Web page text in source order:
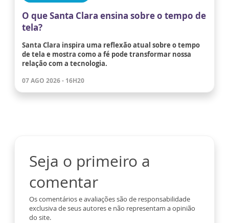
O que Santa Clara ensina sobre o tempo de
tela?
Santa Clara inspira uma reflexão atual sobre o tempo
de tela e mostra como a fé pode transformar nossa
relação com a tecnologia.
07 AGO 2026 - 16H20
Seja o primeiro a
comentar
Os comentários e avaliações são de responsabilidade
exclusiva de seus autores e não representam a opinião
do site.